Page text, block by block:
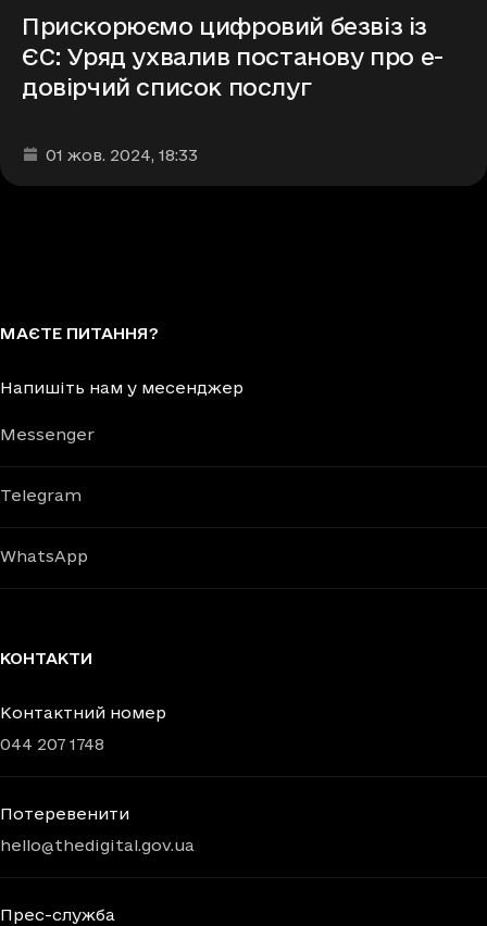
Прискорюємо цифровий безвіз із
ЄС: Уряд ухвалив постанову про е-
довірчий список послуг
Дата та час публікації
01 жов. 2024, 18:33
МАЄТЕ ПИТАННЯ?
Напишіть нам у месенджер
Messenger
Telegram
WhatsApp
КОНТАКТИ
Контактний номер
044 207 1748
Потеревенити
hello@thedigital.gov.ua
Прес-служба